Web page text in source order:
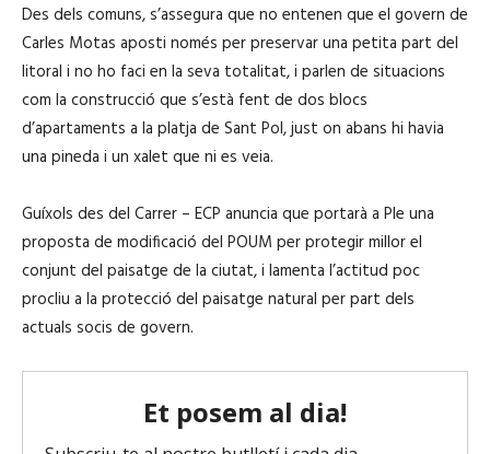
Des dels comuns, s’assegura que no entenen que el govern de
Carles Motas aposti només per preservar una petita part del
litoral i no ho faci en la seva totalitat, i parlen de situacions
com la construcció que s’està fent de dos blocs
d’apartaments a la platja de Sant Pol, just on abans hi havia
una pineda i un xalet que ni es veia.
Guíxols des del Carrer – ECP anuncia que portarà a Ple una
proposta de modificació del POUM per protegir millor el
conjunt del paisatge de la ciutat, i lamenta l’actitud poc
procliu a la protecció del paisatge natural per part dels
actuals socis de govern.